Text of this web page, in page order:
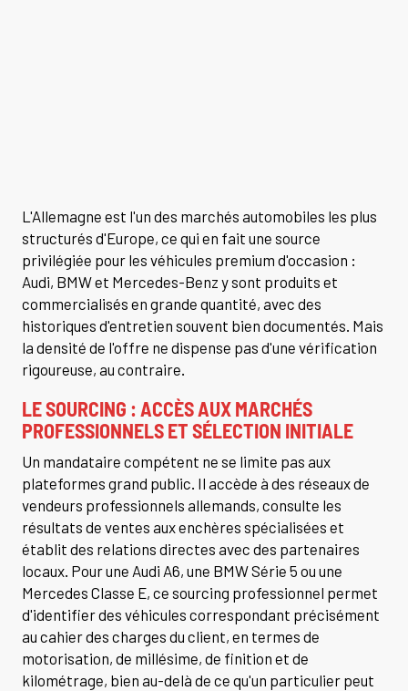
L'Allemagne est l'un des marchés automobiles les plus
structurés d'Europe, ce qui en fait une source
privilégiée pour les véhicules premium d'occasion :
Audi, BMW et Mercedes-Benz y sont produits et
commercialisés en grande quantité, avec des
historiques d'entretien souvent bien documentés. Mais
la densité de l'offre ne dispense pas d'une vérification
rigoureuse, au contraire.
LE SOURCING : ACCÈS AUX MARCHÉS
PROFESSIONNELS ET SÉLECTION INITIALE
Un mandataire compétent ne se limite pas aux
plateformes grand public. Il accède à des réseaux de
vendeurs professionnels allemands, consulte les
résultats de ventes aux enchères spécialisées et
établit des relations directes avec des partenaires
locaux. Pour une Audi A6, une BMW Série 5 ou une
Mercedes Classe E, ce sourcing professionnel permet
d'identifier des véhicules correspondant précisément
au cahier des charges du client, en termes de
motorisation, de millésime, de finition et de
kilométrage, bien au-delà de ce qu'un particulier peut